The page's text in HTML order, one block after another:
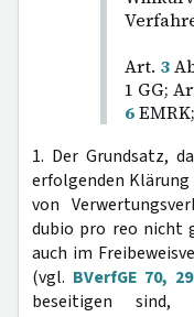
Art. 3
1 GG;
6
1. Der Grundsatz,
erfolgenden
von
dubio pro reo nicht
auch im
(vgl. BVerfGE 70,
beseitigen sind,